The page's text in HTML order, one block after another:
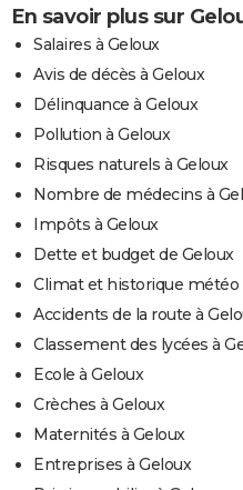
En savoir plus sur
Salaires à Geloux
Avis de décès à Geloux
Délinquance à Geloux
Pollution à Geloux
Risques naturels à Geloux
Nombre de médecins à
Impôts à Geloux
Dette et budget de Geloux
Climat et historique météo
Accidents de la route à
Classement des lycées à
Ecole à Geloux
Crèches à Geloux
Maternités à Geloux
Entreprises à Geloux